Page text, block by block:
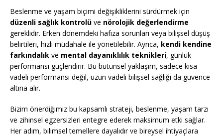
Beslenme ve yaşam biçimi değişikliklerini sürdürmek için
düzenli sağlık kontrolü ve nörolojik değerlendirme
gereklidir. Erken dönemdeki hafıza sorunları veya bilişsel düşüş
belirtileri, hızlı müdahale ile yönetilebilir. Ayrıca, kendi kendine
farkındalık ve mental dayanıklılık teknikleri, günlük
performansı güçlendirir. Bu bütünsel yaklaşım, sadece kısa
vadeli performansı değil, uzun vadeli bilişsel sağlığı da güvence
altına alır.
Bizim önerdiğimiz bu kapsamlı strateji, beslenme, yaşam tarzı
ve zihinsel egzersizleri entegre ederek maksimum etki sağlar.
Her adım, bilimsel temellere dayalıdır ve bireysel ihtiyaçlara